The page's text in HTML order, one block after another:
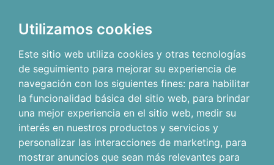
Utilizamos cookies
Este sitio web utiliza cookies y otras tecnologías
de seguimiento para mejorar su experiencia de
navegación con los siguientes fines: para habilitar
la funcionalidad básica del sitio web, para brindar
una mejor experiencia en el sitio web, medir su
interés en nuestros productos y servicios y
personalizar las interacciones de marketing, para
mostrar anuncios que sean más relevantes para